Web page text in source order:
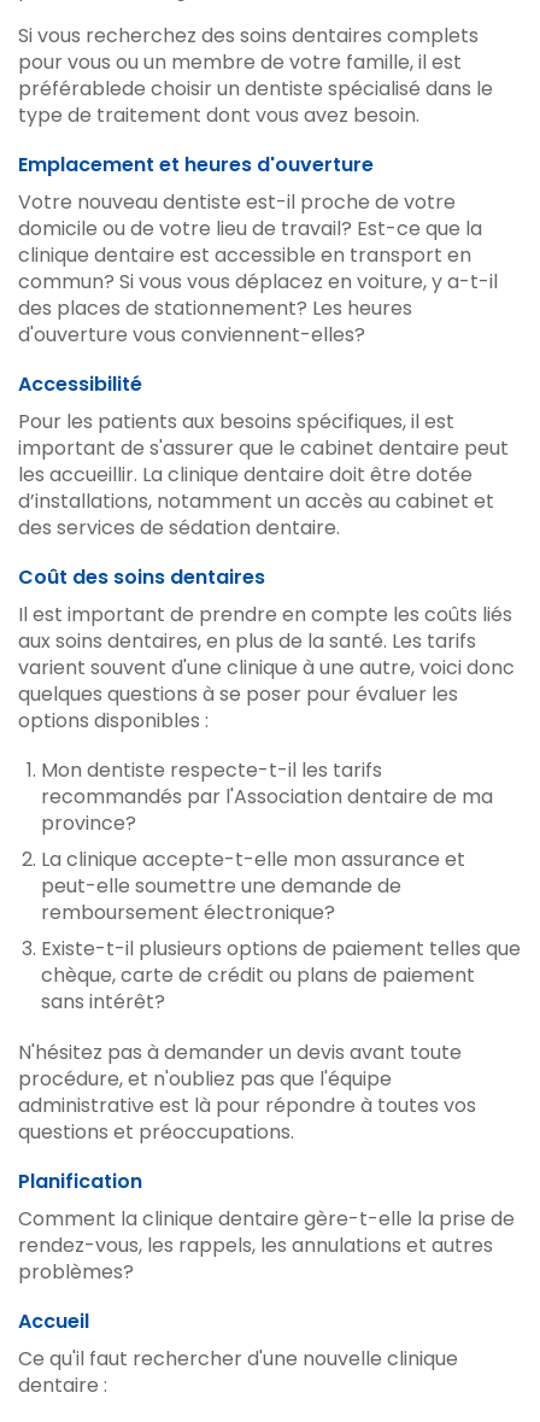
Si vous recherchez des soins dentaires complets
pour vous ou un membre de votre famille, il est
préférablede choisir un dentiste spécialisé dans le
type de traitement dont vous avez besoin.
Emplacement et heures d'ouverture
Votre nouveau dentiste est-il proche de votre
domicile ou de votre lieu de travail? Est-ce que la
clinique dentaire est accessible en transport en
commun? Si vous vous déplacez en voiture, y a-t-il
des places de stationnement? Les heures
d'ouverture vous conviennent-elles?
Accessibilité
Pour les patients aux besoins spécifiques, il est
important de s'assurer que le cabinet dentaire peut
les accueillir. La clinique dentaire doit être dotée
d’installations, notamment un accès au cabinet et
des services de sédation dentaire.
Coût des soins dentaires
Il est important de prendre en compte les coûts liés
aux soins dentaires, en plus de la santé. Les tarifs
varient souvent d'une clinique à une autre, voici donc
quelques questions à se poser pour évaluer les
options disponibles :
Mon dentiste respecte-t-il les tarifs
recommandés par l'Association dentaire de ma
province?
La clinique accepte-t-elle mon assurance et
peut-elle soumettre une demande de
remboursement électronique?
Existe-t-il plusieurs options de paiement telles que
chèque, carte de crédit ou plans de paiement
sans intérêt?
N'hésitez pas à demander un devis avant toute
procédure, et n'oubliez pas que l'équipe
administrative est là pour répondre à toutes vos
questions et préoccupations.
Planification
Comment la clinique dentaire gère-t-elle la prise de
rendez-vous, les rappels, les annulations et autres
problèmes?
Accueil
Ce qu'il faut rechercher d'une nouvelle clinique
dentaire :